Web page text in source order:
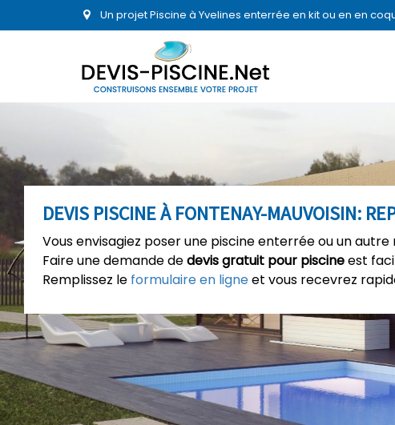
Un projet Piscine à Yvelines enterrée en kit ou en en
DEVIS PISCINE À FONTENAY-MAUVOISIN:
Vous envisagiez poser une piscine enterrée ou un
Faire une demande dedevis gratuit pour piscineest
Remplissez le formulaire en ligneet vous recevrez